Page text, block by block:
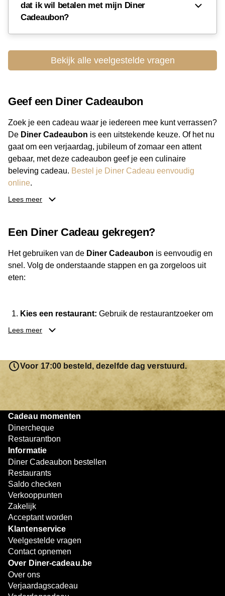
Bekijk hieralle deelnemende restaurants in Brussel
en
reserveer vandaag nog je plekje.
dat ik wil betalen met mijn Diner
Cadeaubon?
Bekijk alle veelgestelde vragen
Geef een Diner Cadeaubon
Zoek je een cadeau waar je iedereen mee kunt verrassen?
De Diner Cadeaubon is een uitstekende keuze. Of het nu
gaat om een verjaardag, jubileum of zomaar een attent
gebaar, met deze cadeaubon geef je een culinaire
beleving cadeau. Bestel je Diner Cadeau eenvoudig
online.
het bedrag, zodat de cadeaubon altijd past bij je budget.
goed ontvangen wordt.
Lees meer
Een Diner Cadeau gekregen?
Het gebruiken van de Diner Cadeaubon is eenvoudig en
snel. Volg de onderstaande stappen en ga zorgeloos uit
eten:
Kies een restaurant: Gebruik de restaurantzoeker om
Reserveer je tafel:Neem indien nodig vooraf contact
op met het restaurant om te reserveren.
Geniet van je diner:
Neem je Diner Cadeaubon mee
en lever deze in bij het afrekenen.
Betaal eventueel bij:Is het saldo op de cadeaubon
eenvoudig bijbetalen met een andere betaalmethode.
Zo eenvoudig werkt het. Of je nu met z’n tweeën dineert of
gezellig uit eten gaat met vrienden, met de Diner
Cadeaubon geniet je altijd van een smakelijk moment.
Lees meer
Voor 17:00 besteld, dezelfde dag verstuurd.
Cadeau momenten
Dinercheque
Restaurantbon
Informatie
Diner Cadeaubon bestellen
Restaurants
Saldo checken
Verkooppunten
Zakelijk
Acceptant worden
Klantenservice
Veelgestelde vragen
Contact opnemen
Over Diner-cadeau.be
Over ons
Verjaardagscadeau